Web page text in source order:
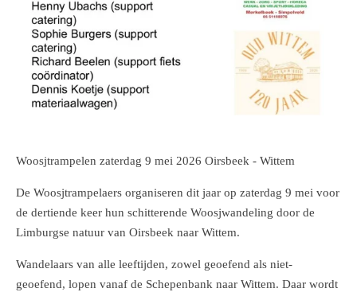
Woosjtrampelen zaterdag 9 mei 2026 Oirsbeek - Wittem
De Woosjtrampelaers organiseren dit jaar op zaterdag 9 mei voor
de dertiende keer hun schitterende Woosjwandeling door de
Limburgse natuur van Oirsbeek naar Wittem.
Wandelaars van alle leeftijden, zowel geoefend als niet-
geoefend, lopen vanaf de Schepenbank naar Wittem. Daar wordt